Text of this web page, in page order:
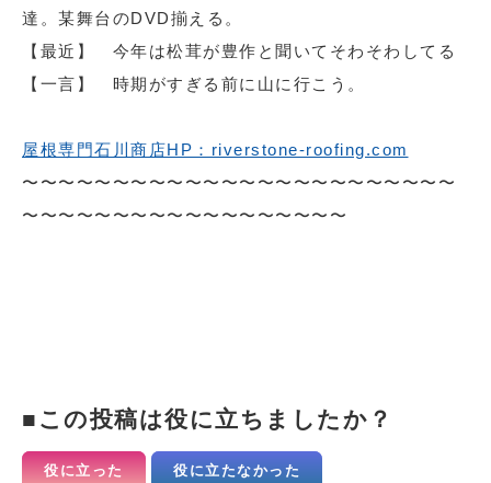
達。某舞台のDVD揃える。
【最近】 今年は松茸が豊作と聞いてそわそわしてる
【一言】 時期がすぎる前に山に行こう。
屋根専門石川商店HP：riverstone-roofing.com
〜〜〜〜〜〜〜〜〜〜〜〜〜〜〜〜〜〜〜〜〜〜〜〜
〜〜〜〜〜〜〜〜〜〜〜〜〜〜〜〜〜〜
この投稿は役に立ちましたか？
役に立った 役に立たなかった